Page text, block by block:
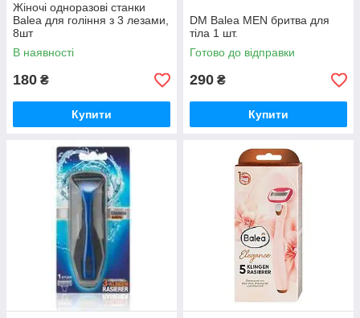
Жіночі одноразові станки
Balea для гоління з 3 лезами,
8шт
В наявності
180 ₴
Купити
DM Balea MEN бритва для
тіла 1 шт.
Готово до відправки
290 ₴
Купити